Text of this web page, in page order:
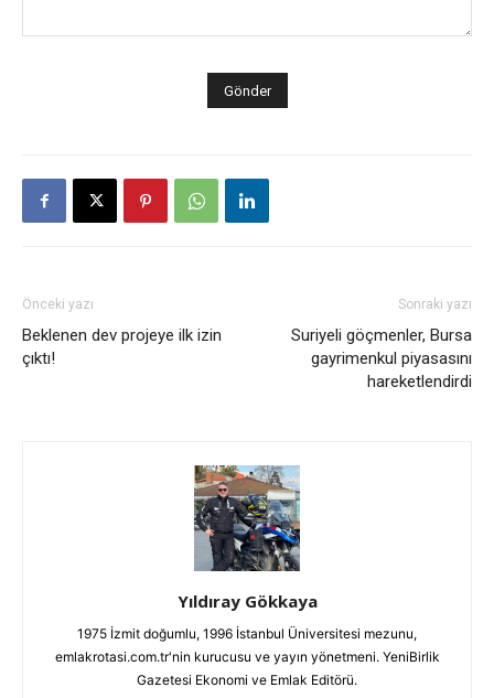
Önceki yazı
Beklenen dev projeye ilk izin
çıktı!
Sonraki yazı
Suriyeli göçmenler, Bursa
gayrimenkul piyasasını
hareketlendirdi
Yıldıray Gökkaya
1975 İzmit doğumlu, 1996 İstanbul Üniversitesi mezunu,
emlakrotasi.com.tr'nin kurucusu ve yayın yönetmeni. YeniBirlik
Gazetesi Ekonomi ve Emlak Editörü.